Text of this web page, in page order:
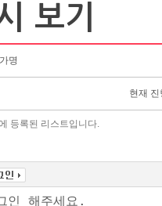
보기
명
현재
등록된 리스트입니다.